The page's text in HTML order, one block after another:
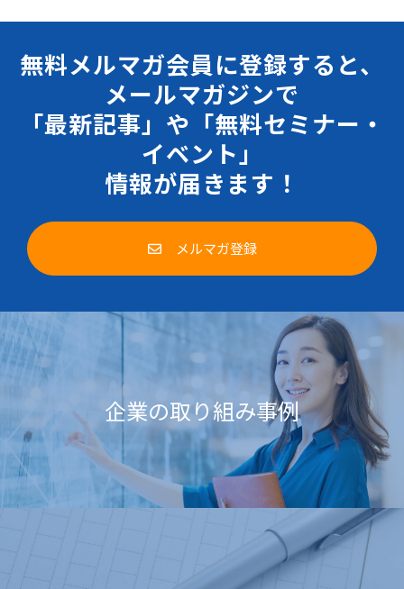
無料メルマガ会員に登録すると、
メールマガジンで
「最新記事」や「無料セミナー・
イベント」
情報が届きます！
メルマガ登録
企業の取り組み事例